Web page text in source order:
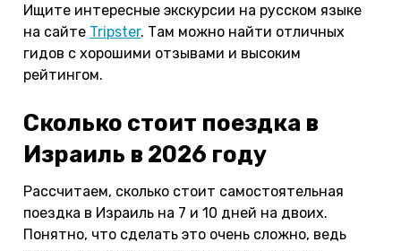
Ищите интересные экскурсии на русском языке
на сайте Tripster. Там можно найти отличных
гидов с хорошими отзывами и высоким
рейтингом.
Сколько стоит поездка в
Израиль в 2026 году
Рассчитаем, сколько стоит самостоятельная
поездка в Израиль на 7 и 10 дней на двоих.
Понятно, что сделать это очень сложно, ведь